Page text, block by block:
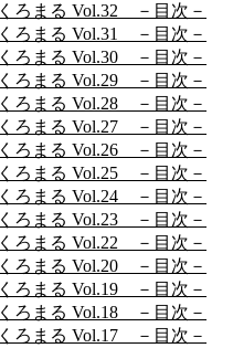
くろまる Vol.32 －目次－
くろまる Vol.31 －目次－
くろまる Vol.30 －目次－
くろまる Vol.29 －目次－
くろまる Vol.28 －目次－
くろまる Vol.27 －目次－
くろまる Vol.26 －目次－
くろまる Vol.25 －目次－
くろまる Vol.24 －目次－
くろまる Vol.23 －目次－
くろまる Vol.22 －目次－
くろまる Vol.20 －目次－
くろまる Vol.19 －目次－
くろまる Vol.18 －目次－
くろまる Vol.17 －目次－